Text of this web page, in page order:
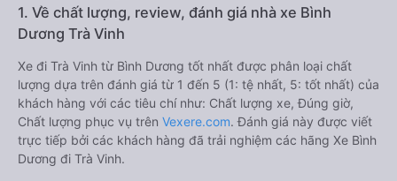
1. Về chất lượng, review, đánh giá nhà xe Bình
Dương Trà Vinh
Xe đi Trà Vinh từ Bình Dương tốt nhất được phân loại chất
lượng dựa trên đánh giá từ 1 đến 5 (1: tệ nhất, 5: tốt nhất) của
khách hàng với các tiêu chí như: Chất lượng xe, Đúng giờ,
Chất lượng phục vụ trên Vexere.com. Đánh giá này được viết
trực tiếp bởi các khách hàng đã trải nghiệm các hãng Xe Bình
Dương đi Trà Vinh.